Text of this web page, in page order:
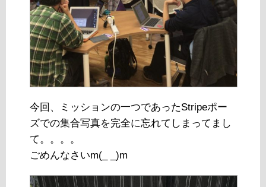
今回、ミッションの一つであったStripeポー
ズでの集合写真を完全に忘れてしまってまし
て。。。。
ごめんなさいm(_ _)m